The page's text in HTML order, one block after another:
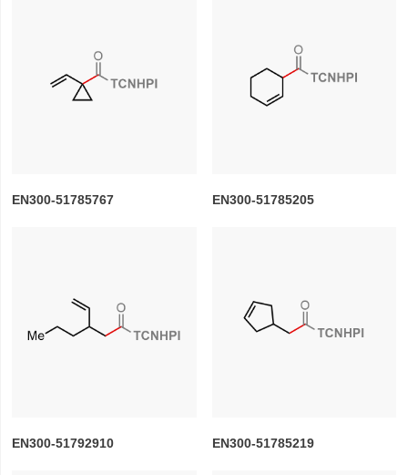
EN300-51785767 EN300-51785205
EN300-51792910 EN300-51785219